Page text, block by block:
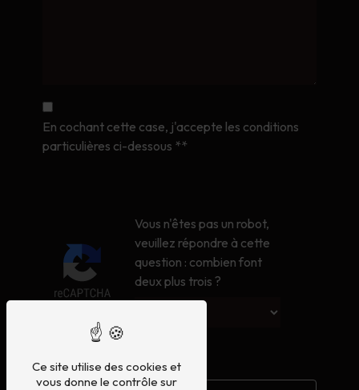
En cochant cette case, j'accepte les conditions
particulières ci-dessous **
Vous n'êtes pas un robot,
veuillez répondre à cette
question : combien font
deux plus trois ?
Ce site utilise des cookies et
vous donne le contrôle sur